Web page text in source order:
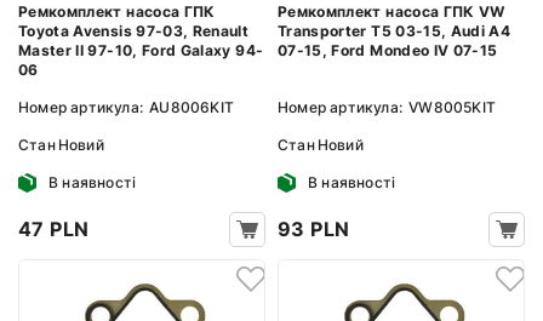
Ремкомплект насоса ГПК
Toyota Avensis 97-03, Renault
Master II 97-10, Ford Galaxy 94-
06
Номер артикула: AU8006KIT
Стан Новий
В наявності
47 PLN
Ремкомплект насоса ГПК VW
Transporter T5 03-15, Audi A4
07-15, Ford Mondeo IV 07-15
Номер артикула: VW8005KIT
Стан Новий
В наявності
93 PLN